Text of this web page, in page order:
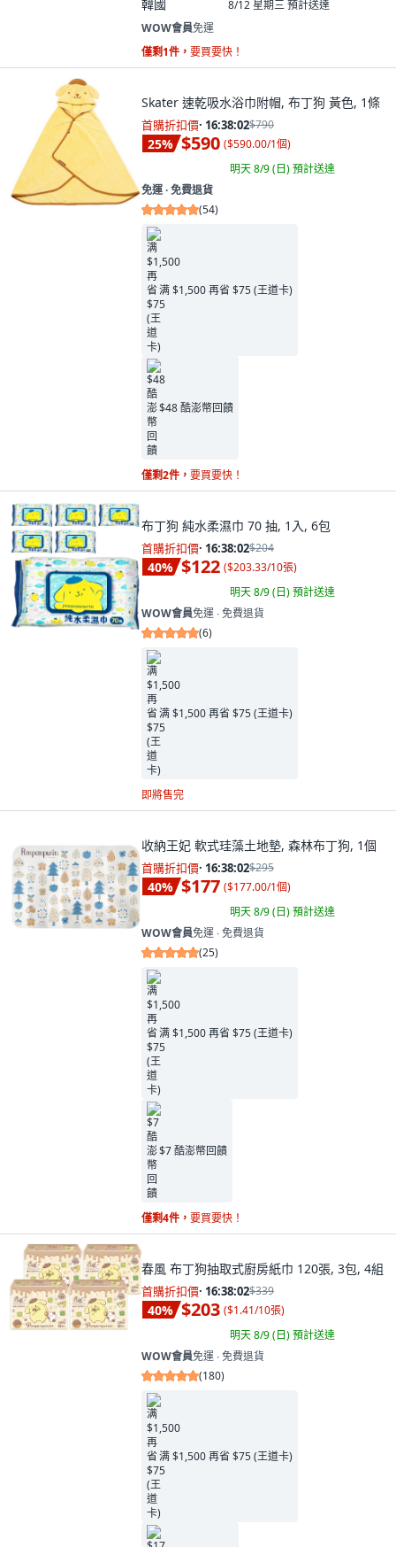
韓國 8/12 星期三預計送達
WOW會員免運
僅剩1件， 要買要快！
Skater 速乾吸水浴巾附帽, 布丁狗 黃色, 1條
首購折扣價· 16:38:00$790
25% $590 ($590.00/1個)
明天 8/9 (日)預計送達
免運 ∙ 免費退貨
(54)
满 $1,500 再省 $75 (王道卡)
$48 酷澎幣回饋
僅剩2件， 要買要快！
布丁狗 純水柔濕巾 70 抽, 1入, 6包
首購折扣價· 16:38:00$204
40% $122 ($203.33/10張)
明天 8/9 (日)預計送達
WOW會員免運 ∙ 免費退貨
(6)
满 $1,500 再省 $75 (王道卡)
即將售完
收納王妃 軟式珪藻土地墊, 森林布丁狗, 1個
首購折扣價· 16:38:00$295
40% $177 ($177.00/1個)
明天 8/9 (日)預計送達
WOW會員免運 ∙ 免費退貨
(25)
满 $1,500 再省 $75 (王道卡)
$7 酷澎幣回饋
僅剩4件， 要買要快！
春風 布丁狗抽取式廚房紙巾 120張, 3包, 4組
首購折扣價· 16:38:00$339
40% $203 ($1.41/10張)
明天 8/9 (日)預計送達
WOW會員免運 ∙ 免費退貨
(180)
满 $1,500 再省 $75 (王道卡)